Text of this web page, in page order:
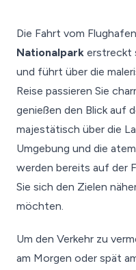
Die Fahrt vom
Nationalpark erstreckt
und führt über die
Reise passieren Sie
genießen den Blick auf
majestätisch über die
Umgebung und die
werden bereits auf der
Sie sich den Zielen
möchten.
Um den Verkehr zu
am Morgen oder spät